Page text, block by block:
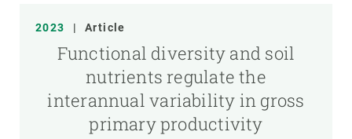
2023 | Article
Functional diversity and soil
nutrients regulate the
interannual variability in gross
primary productivity